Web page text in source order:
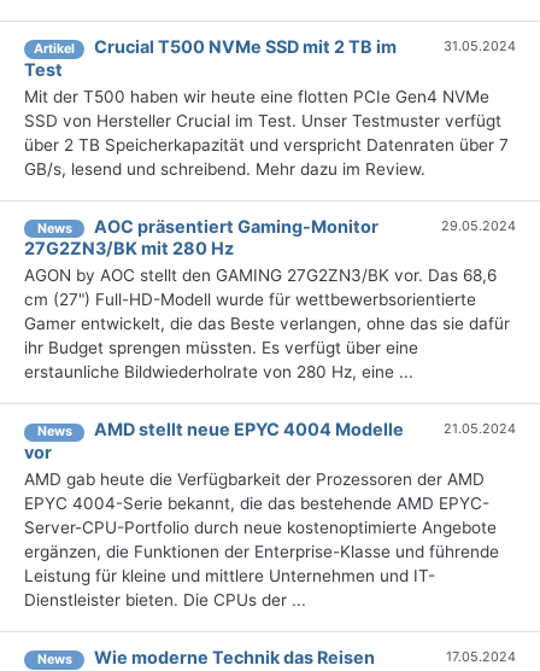
Artikel
Crucial T500 NVMe SSD mit 2 TB im
Test
31.05.2024
Mit der T500 haben wir heute eine flotten PCIe Gen4 NVMe
SSD von Hersteller Crucial im Test. Unser Testmuster verfügt
über 2 TB Speicherkapazität und verspricht Datenraten über 7
GB/s, lesend und schreibend. Mehr dazu im Review.
News
AOC präsentiert Gaming-Monitor
27G2ZN3/BK mit 280 Hz
29.05.2024
AGON by AOC stellt den GAMING 27G2ZN3/BK vor. Das 68,6
cm (27") Full-HD-Modell wurde für wettbewerbsorientierte
Gamer entwickelt, die das Beste verlangen, ohne das sie dafür
ihr Budget sprengen müssten. Es verfügt über eine
erstaunliche Bildwiederholrate von 280 Hz, eine ...
News
AMD stellt neue EPYC 4004 Modelle
vor
21.05.2024
AMD gab heute die Verfügbarkeit der Prozessoren der AMD
EPYC 4004-Serie bekannt, die das bestehende AMD EPYC-
Server-CPU-Portfolio durch neue kostenoptimierte Angebote
ergänzen, die Funktionen der Enterprise-Klasse und führende
Leistung für kleine und mittlere Unternehmen und IT-
Dienstleister bieten. Die CPUs der ...
News
Wie moderne Technik das Reisen
17.05.2024